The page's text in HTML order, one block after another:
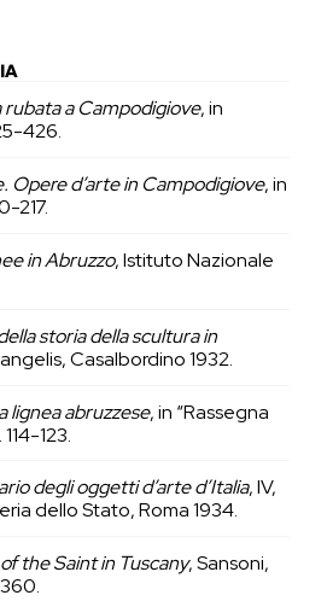
rubata a Campodigiove, in
426.
Opere d’arte in Campodigiove, in
217.
in Abruzzo, Istituto Nazionale
storia della scultura in
Casalbordino 1932.
lignea abruzzese, in “Rassegna
123.
degli oggetti d’arte d’Italia, IV,
dello Stato, Roma 1934.
the Saint in Tuscany, Sansoni,